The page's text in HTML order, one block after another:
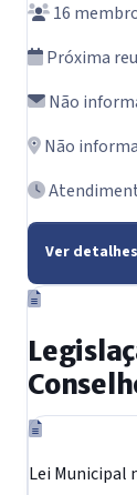
FUNDEB.
16
Próxima
Não
Não
Ver detalhes
Lei Municipal